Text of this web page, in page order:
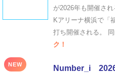
が2026年も開催さ
Kアリーナ横浜で「
打ち開催される。
ク！
NEW
Number_i